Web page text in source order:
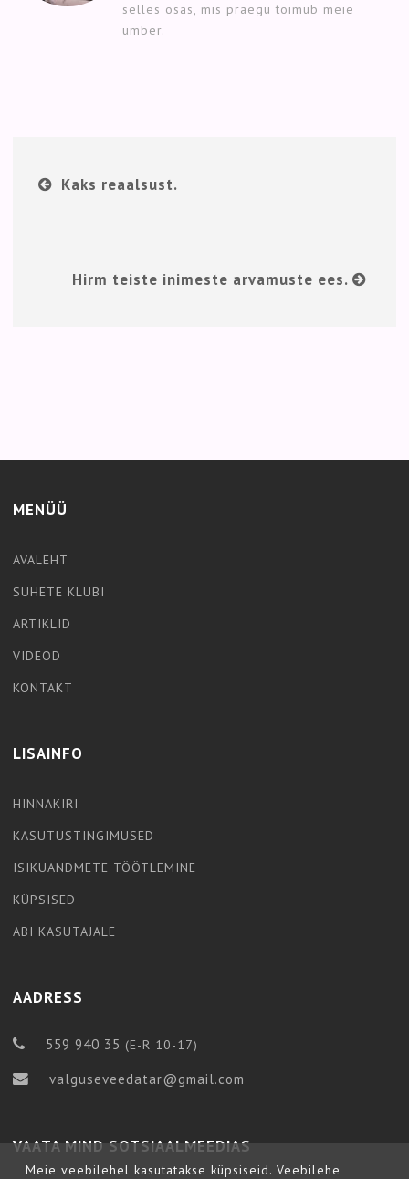
Meie veebilehel kasutatakse küpsiseid. Veebilehe
selles osas, mis praegu toimub meie
ümber.
Kaks reaalsust.
Hirm teiste inimeste arvamuste ees.
MENÜÜ
AVALEHT
SUHETE KLUBI
ARTIKLID
VIDEOD
KONTAKT
LISAINFO
HINNAKIRI
KASUTUSTINGIMUSED
ISIKUANDMETE TÖÖTLEMINE
KÜPSISED
ABI KASUTAJALE
AADRESS
559 940 35 (E-R 10-17)
valguseveedatar@gmail.com
VAATA MIND SOTSIAALMEEDIAS